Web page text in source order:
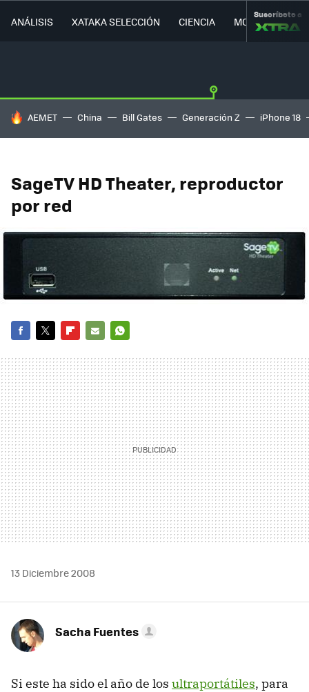
ANÁLISIS XATAKA SELECCIÓN CIENCIA MOVILIDAD
Suscríbete a
HOY SE HABLA DE
AEMET China Bill Gates Generación Z iPhone 18
SageTV HD Theater, reproductor
por red
MAIL
13 Diciembre 2008
Sacha Fuentes
Si este ha sido el año de los ultraportátiles, para